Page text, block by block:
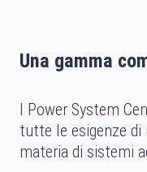
Una gamma
I Power System
tutte le esigenze di
materia di sistemi